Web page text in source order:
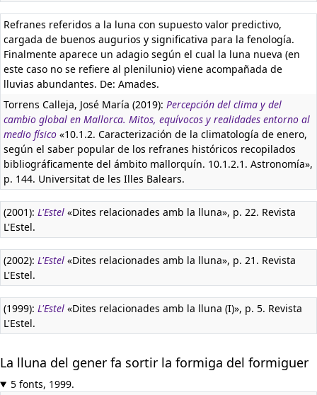
Refranes referidos a la luna con supuesto valor predictivo,
cargada de buenos augurios y significativa para la fenología.
Finalmente aparece un adagio según el cual la luna nueva (en
este caso no se refiere al plenilunio) viene acompañada de
lluvias abundantes. De: Amades.
Torrens Calleja, José María (2019): Percepción del clima y del
cambio global en Mallorca. Mitos, equívocos y realidades entorno al
medio físico «10.1.2. Caracterización de la climatología de enero,
según el saber popular de los refranes históricos recopilados
bibliográficamente del ámbito mallorquín. 10.1.2.1. Astronomía»,
p. 144. Universitat de les Illes Balears.
(2001): L'Estel «Dites relacionades amb la lluna», p. 22. Revista
L'Estel.
(2002): L'Estel «Dites relacionades amb la lluna», p. 21. Revista
L'Estel.
(1999): L'Estel «Dites relacionades amb la lluna (I)», p. 5. Revista
L'Estel.
La lluna del gener fa sortir la formiga del formiguer
5 fonts, 1999.